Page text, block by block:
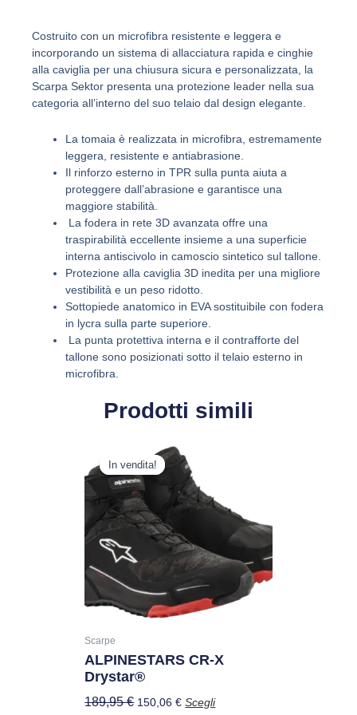
Costruito con un microfibra resistente e leggera e
incorporando un sistema di allacciatura rapida e cinghie
alla caviglia per una chiusura sicura e personalizzata, la
Scarpa Sektor presenta una protezione leader nella sua
categoria all’interno del suo telaio dal design elegante.
La tomaia è realizzata in microfibra, estremamente
leggera, resistente e antiabrasione.
Il rinforzo esterno in TPR sulla punta aiuta a
proteggere dall’abrasione e garantisce una
maggiore stabilità.
La fodera in rete 3D avanzata offre una
traspirabilità eccellente insieme a una superficie
interna antiscivolo in camoscio sintetico sul tallone.
Protezione alla caviglia 3D inedita per una migliore
vestibilità e un peso ridotto.
Sottopiede anatomico in EVA sostituibile con fodera
in lycra sulla parte superiore.
La punta protettiva interna e il contrafforte del
tallone sono posizionati sotto il telaio esterno in
microfibra.
Prodotti simili
In vendita!
In vendita!
Scarpe
ALPINESTARS CR-X
Drystar®
189,95€
prezzo
originale
era:
189,95 €.
150,06€
prezzo
attuale
è:
150,06 €.
Scegli
più
varianti.
opzioni
possono
essere
pagina
prodotto